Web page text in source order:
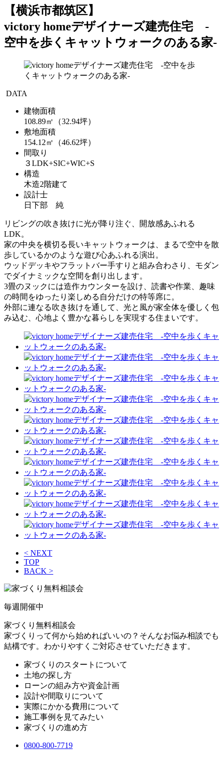
【横浜市都筑区】
victory homeデザイナーズ建売住宅 -
空中を歩くキャットウォークのある家-
DATA
建物面積
108.89㎡（32.94坪）
敷地面積
154.12㎡（46.62坪）
間取り
３LDK+SIC+WIC+S
構造
木造2階建て
設計士
日下部 純
リビングの吹き抜けに光が降り注ぐ、開放感あふれる
LDK。
家の中央を横切る長いキャットウォークは、まるで空中を散
歩しているかのような遊び心あふれる演出。
ウッドデッキやフラットバー手すりと組み合わさり、モダン
でダイナミックな空間を創り出します。
3畳のヌックには造作カウンターを設け、読書や作業、趣味
の時間をゆったり楽しめる自分だけの特等席に。
外部に連なる吹き抜けを通して、光と風が家全体を優しく包
み込む、心地よく豊かな暮らしを実現する住まいです。
< NEXT
TOP
BACK >
毎週 開催中
家づくり無料相談会
家づくりって何から始めればいいの？そんなお悩み相談でも
結構です。わかりやすくご対応させていただきます。
家づくりのスタートについて
土地の探し方
ローンの組み方や資金計画
設計や間取りについて
実際にかかる費用について
施工事例を見てみたい
家づくりの進め方
0800-800-7719